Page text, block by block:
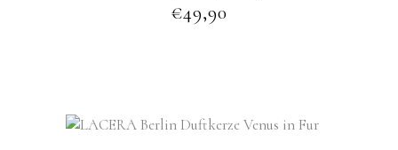
€49,90